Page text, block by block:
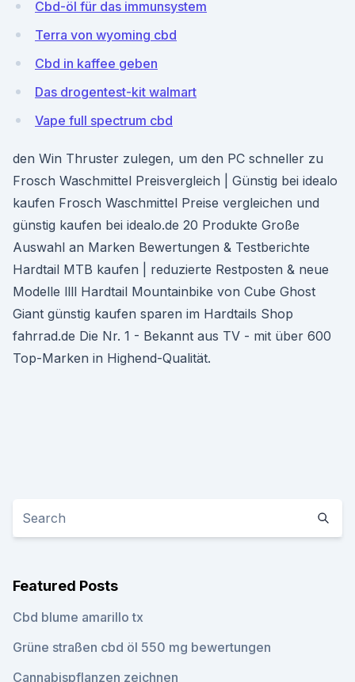
Cbd-öl für das immunsystem
Terra von wyoming cbd
Cbd in kaffee geben
Das drogentest-kit walmart
Vape full spectrum cbd
den Win Thruster zulegen, um den PC schneller zu
Frosch Waschmittel Preisvergleich | Günstig bei idealo
kaufen Frosch Waschmittel Preise vergleichen und
günstig kaufen bei idealo.de 20 Produkte Große
Auswahl an Marken Bewertungen & Testberichte
Hardtail MTB kaufen | reduzierte Restposten & neue
Modelle llll Hardtail Mountainbike von Cube Ghost
Giant günstig kaufen sparen im Hardtails Shop
fahrrad.de Die Nr. 1 - Bekannt aus TV - mit über 600
Top-Marken in Highend-Qualität.
Featured Posts
Cbd blume amarillo tx
Grüne straßen cbd öl 550 mg bewertungen
Cannabispflanzen zeichnen